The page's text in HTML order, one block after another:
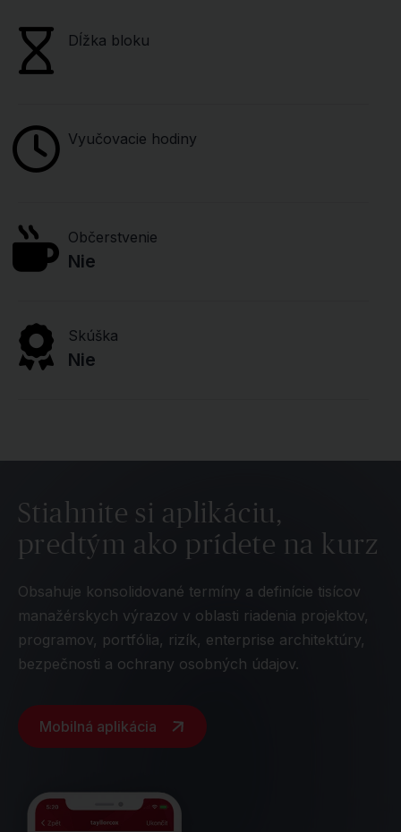
Dĺžka bloku
Vyučovacie hodiny
Občerstvenie
Nie
Skúška
Nie
Stiahnite si aplikáciu,
predtým ako prídete na kurz
Obsahuje konsolidované termíny a definície tisícov
manažérskych výrazov v oblasti riadenia projektov,
programov, portfólia, rizík, enterprise architektúry,
bezpečnosti a ochrany osobných údajov.
Mobilná aplikácia